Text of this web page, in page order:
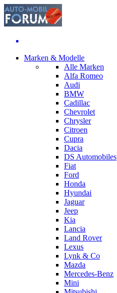
Marken & Modelle
Alle Marken
Alfa Romeo
Audi
BMW
Cadillac
Chevrolet
Chrysler
Citroen
Cupra
Dacia
DS Automobiles
Fiat
Ford
Honda
Hyundai
Jaguar
Jeep
Kia
Lancia
Land Rover
Lexus
Lynk & Co
Mazda
Mercedes-Benz
Mini